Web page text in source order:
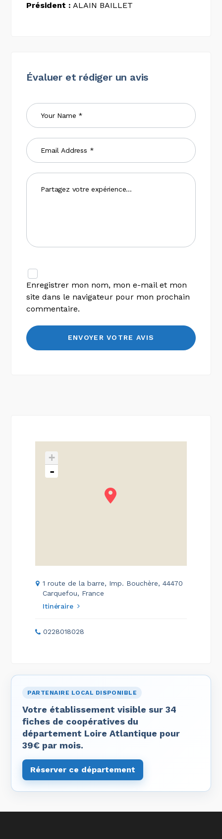
Président : ALAIN BAILLET
Évaluer et rédiger un avis
Enregistrer mon nom, mon e-mail et mon
site dans le navigateur pour mon prochain
commentaire.
+
-
1 route de la barre, Imp. Bouchère, 44470
Carquefou, France
Itinéraire
0228018028
PARTENAIRE LOCAL DISPONIBLE
Votre établissement visible sur 34
fiches de coopératives du
département Loire Atlantique pour
39€ par mois.
Réserver ce département